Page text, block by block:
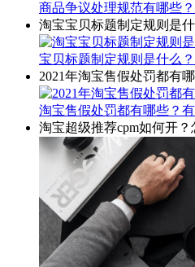
商品争议处理规范有哪些？
淘宝宝贝标题制定规则是
宝贝标题制定规则是什么
2021年淘宝售假处罚都有
淘宝售假处罚都有哪些？
淘宝超级推荐cpm如何开？